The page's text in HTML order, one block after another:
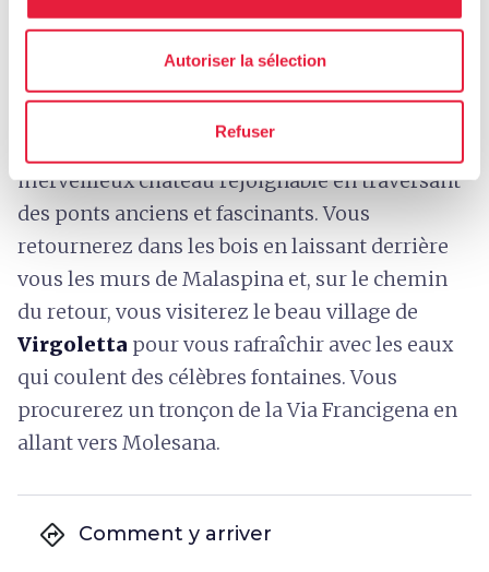
Autoriser la sélection
Refuser
Gabbianaet un sentier passant d’abord au
milieu des bois de châtaigniers puis de hêtres
jusqu'à
merveilleux château rejoignable en traversant
des ponts anciens et fascinants. Vous
retournerez dans les bois en laissant derrière
vous les murs de Malaspina et, sur le chemin
du retour, vous visiterez le beau village de
Virgoletta pour vous rafraîchir avec les eaux
qui coulent des célèbres fontaines. Vous
procurerez un tronçon de la Via Francigena en
allant vers Molesana.
directions Comment y arriver